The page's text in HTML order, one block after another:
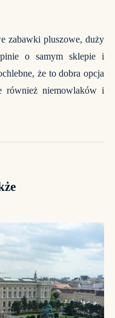
zabawki pluszowe, duży
o samym sklepie i
że to dobra opcja
również niemowlaków i